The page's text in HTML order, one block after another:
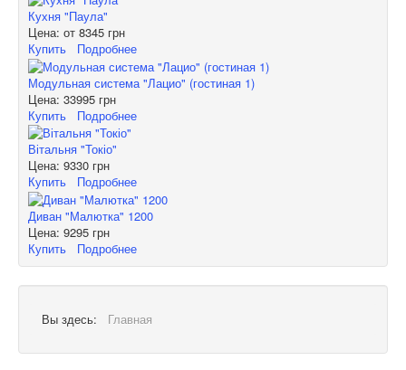
Кухня "Паула"
Цена: от 8345 грн
Купить
Подробнее
Модульная система "Лацио" (гостиная 1)
Цена: 33995 грн
Купить
Подробнее
Вітальня "Токіо"
Цена: 9330 грн
Купить
Подробнее
Диван "Малютка" 1200
Цена: 9295 грн
Купить
Подробнее
Вы здесь: Главная